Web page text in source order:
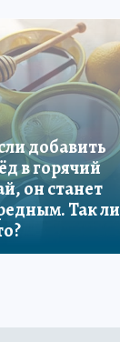
добавить
в горячий
он станет
Так ли